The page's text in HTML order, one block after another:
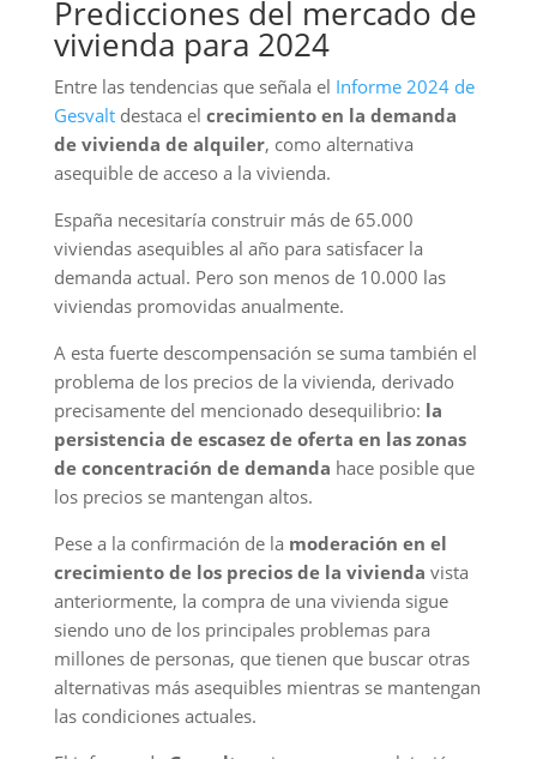
Predicciones del mercado de
vivienda para 2024
Entre las tendencias que señala el Informe 2024 de
Gesvaltdestaca el crecimiento en la demanda
de vivienda de alquiler, como alternativa
asequible de acceso a la vivienda.
España necesitaría construir más de 65.000
viviendas asequibles al año para satisfacer la
demanda actual. Pero son menos de 10.000 las
viviendas promovidas anualmente.
A esta fuerte descompensación se suma también el
problema de los precios de la vivienda, derivado
precisamente del mencionado desequilibrio: la
persistencia de escasez de oferta en las zonas
de concentración de demanda hace posible que
los precios se mantengan altos.
Pese a la confirmación de la moderación en el
crecimiento de los precios de la vivienda vista
anteriormente, la compra de una vivienda sigue
siendo uno de los principales problemas para
millones de personas, que tienen que buscar otras
alternativas más asequibles mientras se mantengan
las condiciones actuales.